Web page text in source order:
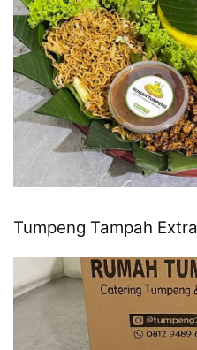
Tumpeng Tampah Extra